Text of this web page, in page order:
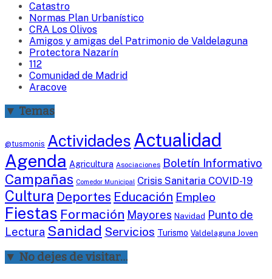
Catastro
Normas Plan Urbanístico
CRA Los Olivos
Amigos y amigas del Patrimonio de Valdelaguna
Protectora Nazarín
112
Comunidad de Madrid
Aracove
▼ Temas
@tusmonis Actividades Actualidad
Agenda Agricultura Asociaciones Boletín Informativo
Campañas Comedor Municipal Crisis Sanitaria COVID-19
Cultura Deportes Educación Empleo
Fiestas Formación Mayores Navidad Punto de
Lectura Sanidad Servicios Turismo Valdelaguna Joven
▼ No dejes de visitar…